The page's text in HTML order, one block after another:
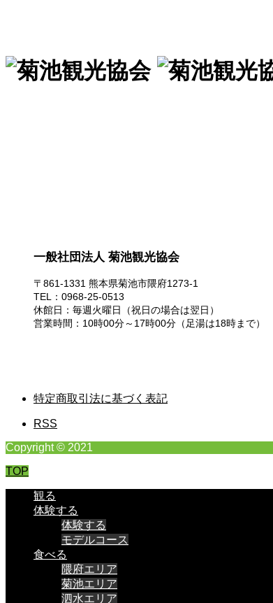
一般社団法人 菊池観光協会
〒861-1331 熊本県菊池市隈府1273-1
TEL：0968-25-0513
休館日：毎週火曜日（祝日の場合は翌日）
営業時間：10時00分～17時00分（足湯は18時まで）
特定商取引法に基づく表記
RSS
Copyright © 2021
TOP
観る
体験する
体験する
モデルコース
食べる
隈府エリア
菊池エリア
泗水エリア